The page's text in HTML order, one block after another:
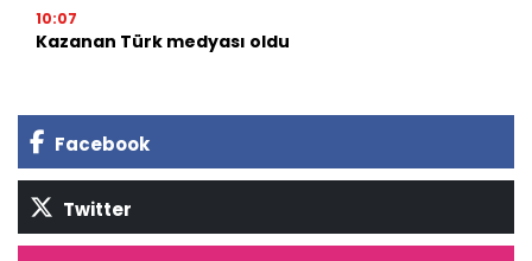
10:07
Kazanan Türk medyası oldu
Facebook
Twitter